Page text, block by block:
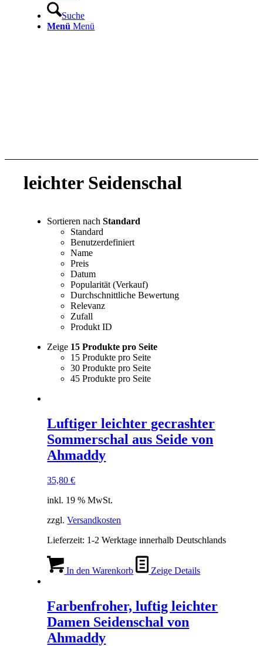
Suche
Menü Menü
leichter Seidenschal
Sortieren nachStandard
Standard
Benutzerdefiniert
Name
Preis
Datum
Popularität (Verkauf)
Durchschnittliche Bewertung
Relevanz
Zufall
Produkt ID
Zeige 15 Produkte pro Seite
15 Produkte pro Seite
30 Produkte pro Seite
45 Produkte pro Seite
Luftiger leichter gecrashter
Sommerschal aus Seide von
Ahmaddy
35,80€
inkl. 19 % MwSt.
zzgl.Versandkosten
Lieferzeit: 1-2 Werktage innerhalb Deutschlands
In den Warenkorb Zeige Details
Farbenfroher, luftig leichter
Damen Seidenschal von
Ahmaddy